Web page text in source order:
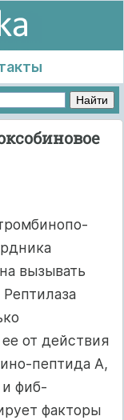
вызывать
от действия
пептида А,
и фиб­
факторы